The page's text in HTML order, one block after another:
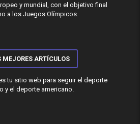
y mundial, con el objetivo final
a los Juegos Olímpicos.
MEJORES ARTÍCULOS
tu sitio web para seguir el deporte
y el deporte americano.